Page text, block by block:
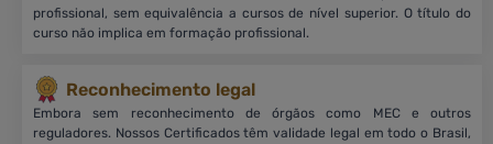
profissional, sem equivalência a cursos de nível superior. O título do
curso não implica em formação profissional.
Reconhecimento legal
Embora sem reconhecimento de órgãos como MEC e outros
reguladores. Nossos Certificados têm validade legal em todo o Brasil,